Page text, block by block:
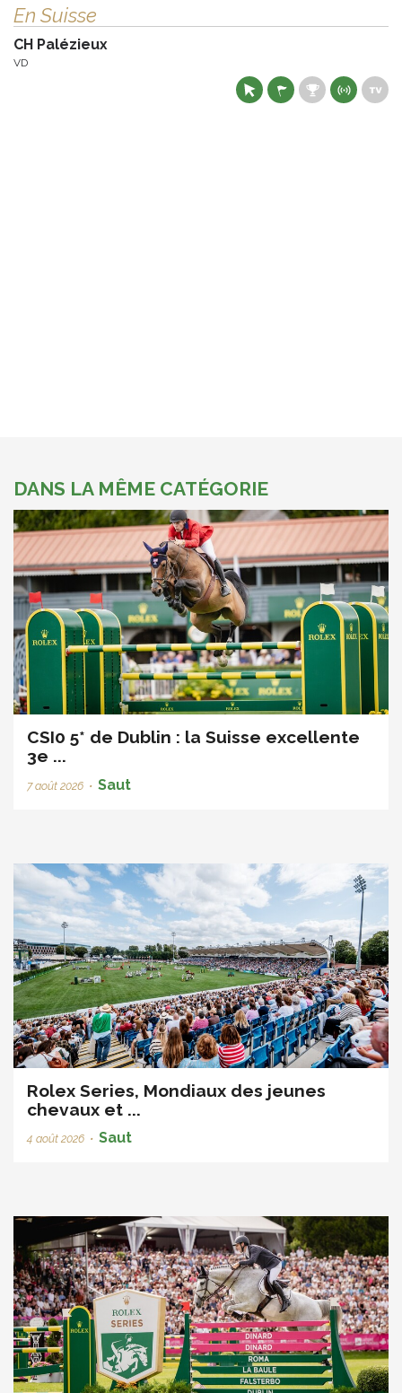
En Suisse
CH Palézieux
VD
DANS LA MÊME CATÉGORIE
CSI0 5* de Dublin : la Suisse excellente
3e ...
7 août 2026 • Saut
Rolex Series, Mondiaux des jeunes
chevaux et ...
4 août 2026 • Saut